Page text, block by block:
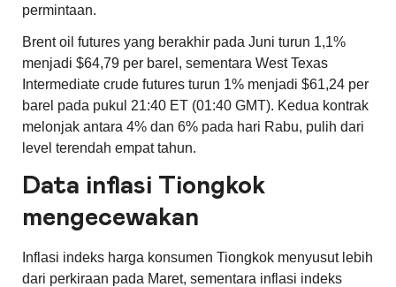
permintaan.
Brentoil futures yang berakhir pada Juni turun 1,1%
menjadi $64,79 per barel, sementara West Texas
Intermediate crude futures turun 1% menjadi $61,24 per
barel pada pukul 21:40 ET (01:40 GMT). Kedua kontrak
melonjak antara 4% dan 6% pada hari Rabu, pulih dari
level terendah empat tahun.
Data inflasi Tiongkok
mengecewakan
Inflasi indeks harga konsumen Tiongkok menyusut lebih
dari perkiraan pada Maret, sementara inflasi indeks